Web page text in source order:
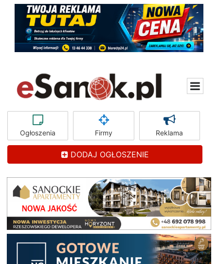
Ogłoszenia Firmy Reklama
DODAJ OGŁOSZENIE